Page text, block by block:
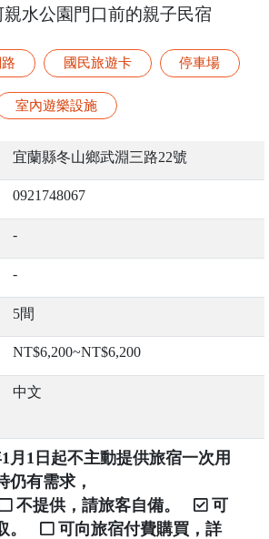
水公園門口前的親子民宿
國民旅遊卡 停車場
室內遊樂設施
宜蘭縣冬山鄉武淵三路22號
0921748067
-
-
5間
NT$6,200~NT$6,200
中文
月1日起不主動提供旅宿一次用
仍有需求，
不提供，請旅客自備。
可
。
可向旅宿付費購買，詳